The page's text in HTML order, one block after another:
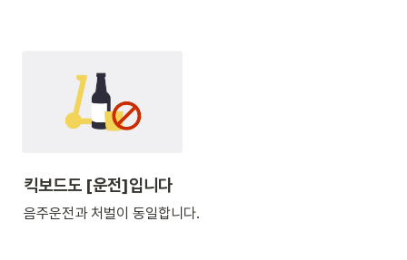
킥보드도 [운전]입니다
음주운전과 처벌이 동일합니다.